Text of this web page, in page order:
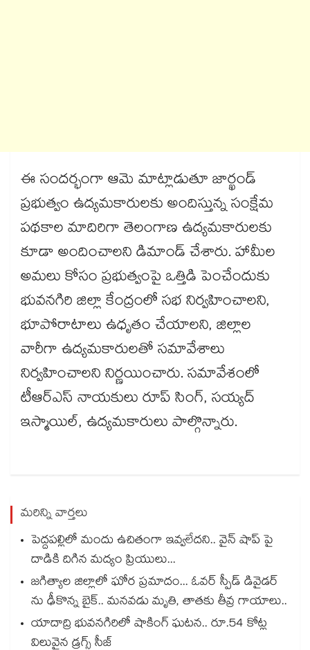
ఈ సందర్భంగా ఆమె మాట్లాడుతూ జార్ఖండ్
ప్రభుత్వం ఉద్యమకారులకు అందిస్తున్న సంక్షేమ
పథకాల మాదిరిగా తెలంగాణ ఉద్యమకారులకు
కూడా అందించాలని డిమాండ్ చేశారు. హామీల
అమలు కోసం ప్రభుత్వంపై ఒత్తిడి పెంచేందుకు
భువనగిరి జిల్లా కేంద్రంలో సభ నిర్వహించాలని,
భూపోరాటాలు ఉధృతం చేయాలని, జిల్లాల
వారీగా ఉద్యమకారులతో సమావేశాలు
నిర్వహించాలని నిర్ణయించారు. సమావేశంలో
టీఆర్ఎస్ నాయకులు రూప్ సింగ్, సయ్యద్
ఇస్మాయిల్, ఉద్యమకారులు పాల్గొన్నారు.
మరిన్ని వార్తలు
పెద్దపల్లిలో మందు ఉచితంగా ఇవ్వలేదని.. వైన్ షాప్ పై
దాడికి దిగిన మద్యం ప్రియులు...
జగిత్యాల జిల్లాలో ఘోర ప్రమాదం... ఓవర్ స్పీడ్ డివైడర్
ను ఢీకొన్న బైక్.. మనవడు మృతి, తాతకు తీవ్ర గాయాలు..
యాదాద్రి భువనగిరిలో షాకింగ్ ఘటన.. రూ.54 కోట్ల
విలువైన డ్రగ్స్ సీజ్